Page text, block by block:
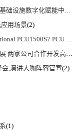
设施数字化赋能中心
用场景(2)
PCU 1500 S7 V4.5.0
组串式逆变器方案 以实现可持续的未来
会,演讲大咖阵容官宣(2)
(1)